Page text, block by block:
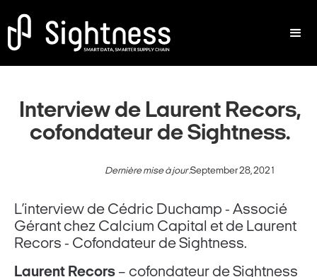
Interview de Laurent Recors,
cofondateur de Sightness.
Dernière mise à jour :September 28, 2021
L’interview de Cédric Duchamp - Associé
Gérant chez Calcium Capital et de Laurent
Recors - Cofondateur de Sightness.
Laurent Recors – cofondateur de Sightness